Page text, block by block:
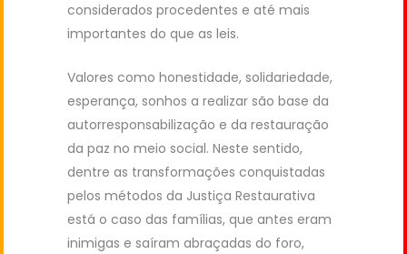
considerados procedentes e até mais
importantes do que as leis.
Valores como honestidade, solidariedade,
esperança, sonhos a realizar são base da
autorresponsabilização e da restauração
da paz no meio social. Neste sentido,
dentre as transformações conquistadas
pelos métodos da Justiça Restaurativa
está o caso das famílias, que antes eram
inimigas e saíram abraçadas do foro,